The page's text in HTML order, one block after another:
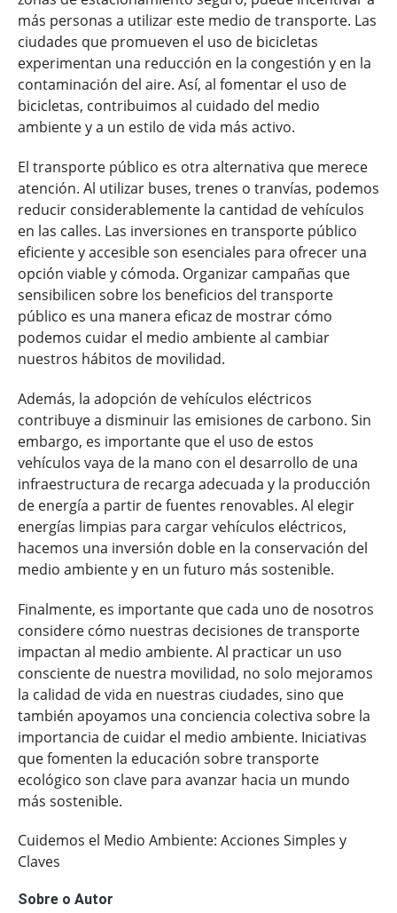
más personas a utilizar este medio de transporte. Las
ciudades que promueven el uso de bicicletas
experimentan una reducción en la congestión y en la
contaminación del aire. Así, al fomentar el uso de
bicicletas, contribuimos al cuidado del medio
ambiente y a un estilo de vida más activo.
El transporte público es otra alternativa que merece
atención. Al utilizar buses, trenes o tranvías, podemos
reducir considerablemente la cantidad de vehículos
en las calles. Las inversiones en transporte público
eficiente y accesible son esenciales para ofrecer una
opción viable y cómoda. Organizar campañas que
sensibilicen sobre los beneficios del transporte
público es una manera eficaz de mostrar cómo
podemos cuidar el medio ambiente al cambiar
nuestros hábitos de movilidad.
Además, la adopción de vehículos eléctricos
contribuye a disminuir las emisiones de carbono. Sin
embargo, es importante que el uso de estos
vehículos vaya de la mano con el desarrollo de una
infraestructura de recarga adecuada y la producción
de energía a partir de fuentes renovables. Al elegir
energías limpias para cargar vehículos eléctricos,
hacemos una inversión doble en la conservación del
medio ambiente y en un futuro más sostenible.
Finalmente, es importante que cada uno de nosotros
considere cómo nuestras decisiones de transporte
impactan al medio ambiente. Al practicar un uso
consciente de nuestra movilidad, no solo mejoramos
la calidad de vida en nuestras ciudades, sino que
también apoyamos una conciencia colectiva sobre la
importancia de cuidar el medio ambiente. Iniciativas
que fomenten la educación sobre transporte
ecológico son clave para avanzar hacia un mundo
más sostenible.
Cuidemos el Medio Ambiente: Acciones Simples y
Claves
Sobre o Autor